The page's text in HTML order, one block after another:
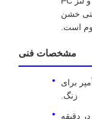
خشن
است.
مشخصات فنی
رنگ، 15 میلی آمپر برای
زنگ.